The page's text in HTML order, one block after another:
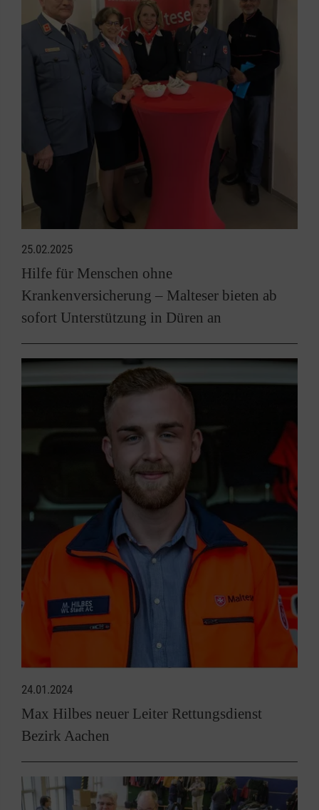
25.02.2025
Hilfe für Menschen ohne
Krankenversicherung – Malteser bieten ab
sofort Unterstützung in Düren an
24.01.2024
Max Hilbes neuer Leiter Rettungsdienst
Bezirk Aachen